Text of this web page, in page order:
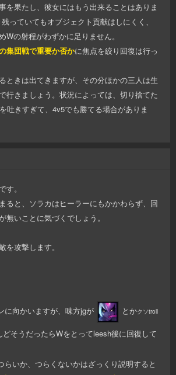
を果たし、彼女にはもう出来ることはありま
っていてもオブジェクト貢献はしにくく、
Wの射程がわずかに足りません。
集団戦で重要か否かに焦点を絞り回復は行っ
ときは出てきますが、その分ほかの三人は生
行きましょう。状況によっては、切り捨てた
吐きすぎて、4v5でも勝てる場合がありま
す。
ると、ソラカはヒーラーにもかかわらず、回
無いことに気づくでしょう。
を攻撃します。
に向かいますが、味方jgが
とかクソtroll
どそうだったらWをとってleesh後に回復して
らいか、つらくないかはざっくり説明すると